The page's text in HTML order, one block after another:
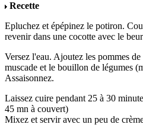
Recette
Epluchez et épépinez le potiron.
revenir dans une cocotte avec le
Versez l'eau. Ajoutez les pommes
muscade et le bouillon de légumes
Assaisonnez.
Laissez cuire pendant 25 à 30
45 mn à couvert)
Mixez et servir avec un peu de